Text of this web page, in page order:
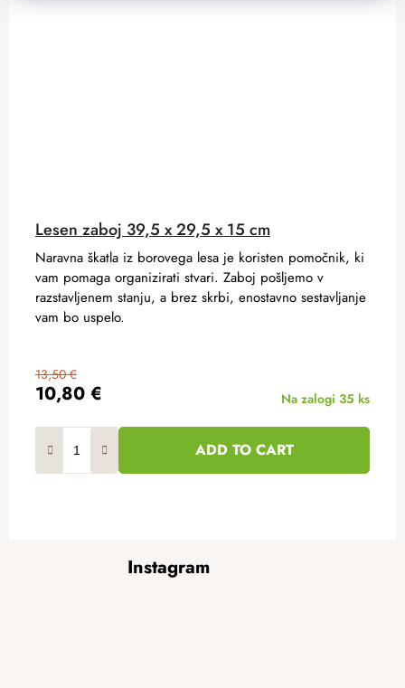
Lesen zaboj 39,5 x 29,5 x 15 cm
10,80 €
13,50 €
Na zalogi 35 ks
ADD TO CART
Naravna škatla iz borovega lesa je koristen pomočnik, ki
vam pomaga organizirati stvari. Zaboj pošljemo v
razstavljenem stanju, a brez skrbi, enostavno sestavljanje
vam bo uspelo.
Instagram